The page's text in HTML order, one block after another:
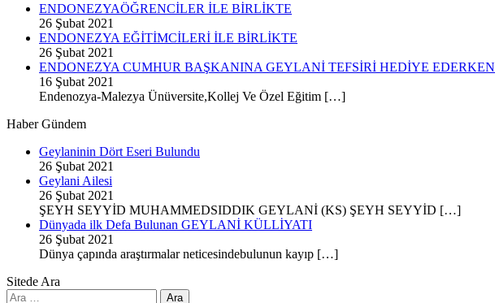
ENDONEZYAÖĞRENCİLER İLE BİRLİKTE
26 Şubat 2021
ENDONEZYA EĞİTİMCİLERİ İLE BİRLİKTE
26 Şubat 2021
ENDONEZYA CUMHUR BAŞKANINA GEYLANİ TEFSİRİ HEDİYE EDERKEN
16 Şubat 2021
Endenozya-Malezya Ünüversite,Kollej Ve Özel Eğitim […]
Haber Gündem
Geylaninin Dört Eseri Bulundu
26 Şubat 2021
Geylani Ailesi
26 Şubat 2021
ŞEYH SEYYİD MUHAMMEDSIDDIK GEYLANİ (KS) ŞEYH SEYYİD […]
Dünyada ilk Defa Bulunan GEYLANİ KÜLLİYATI
26 Şubat 2021
Dünya çapında araştırmalar neticesindebulunun kayıp […]
Sitede Ara
Arama: